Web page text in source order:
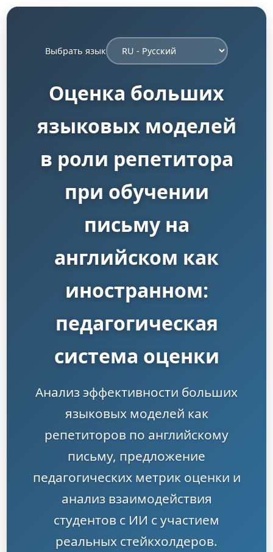
Выбрать язык
Оценка больших
языковых моделей
в роли репетитора
при обучении
письму на
английском как
иностранном:
педагогическая
система оценки
Анализ эффективности больших
языковых моделей как
репетиторов по английскому
письму, предложение
педагогических метрик оценки и
анализ взаимодействия
студентов с ИИ с участием
реальных стейкхолдеров.